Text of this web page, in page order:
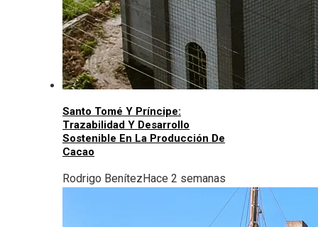
Santo Tomé Y Príncipe:
Trazabilidad Y Desarrollo
Sostenible En La Producción De
Cacao
Rodrigo BenítezHace 2 semanas